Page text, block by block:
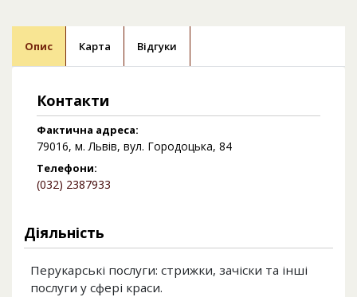
Опис Карта Відгуки
Контакти
Фактична адреса:
79016, м. Львів, вул. Городоцька, 84
Телефони:
(032) 2387933
Діяльність
Перукарські послуги: стрижки, зачіски та інші
послуги у сфері краси.